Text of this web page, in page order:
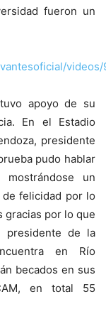
fueron un
apoyo de su
En el Estadio
presidente
pudo hablar
un
de felicidad por lo
gracias por lo que
presidente de la
en Río
becados en sus
en total 55